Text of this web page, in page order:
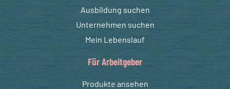
Ausbildung suchen
Unternehmen suchen
Mein Lebenslauf
Für Arbeitgeber
Produkte ansehen